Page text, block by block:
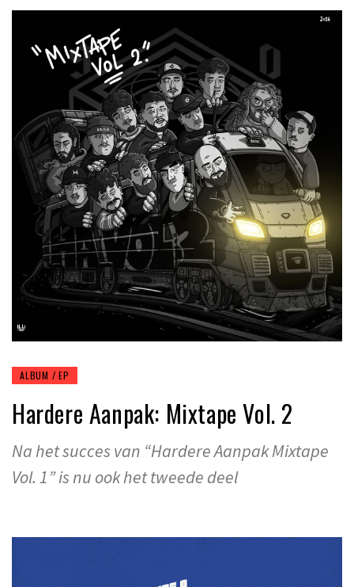
ALBUM / EP
Hardere Aanpak: Mixtape Vol. 2
Na het succes van “Hardere Aanpak Mixtape
Vol. 1” is nu ook het tweede deel